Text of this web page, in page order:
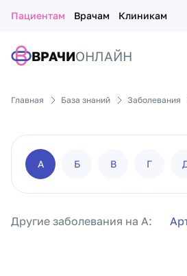
Пациентам Врачам Клиникам
ВРАЧИОНЛАЙН
Главная База знаний Заболевания
А Б В Г
Другие заболевания на А: